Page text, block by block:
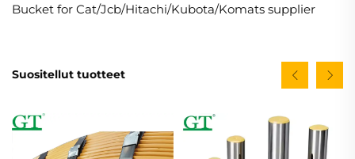
Suositellut tuotteet